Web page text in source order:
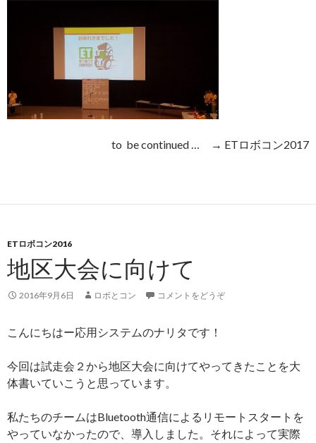
to be continued … → ETロボコン2017
ETロボコン2016
地区大会に向けて
2016年9月6日 ロボとコン コメントをどうぞ
こんにちはー応用システムのナリタです！
今回は試走会２から地区大会に向けてやってきたことを大
体書いていこうと思っています。
私たちのチームはBluetooth通信によるリモートスタートを
やっていなかったので、導入しました。それによって実際